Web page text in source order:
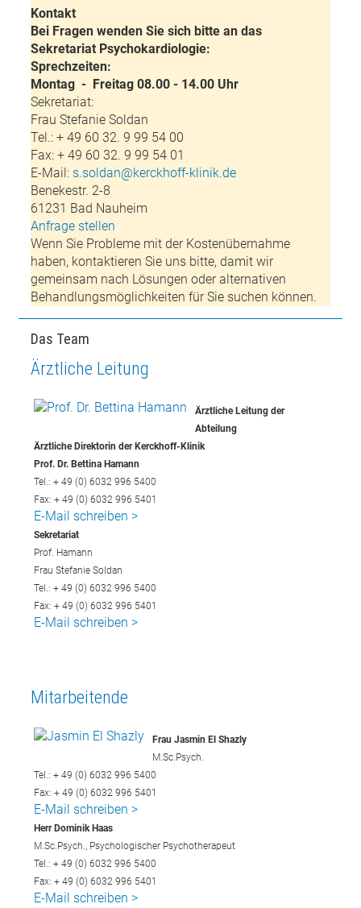
Kontakt
Bei Fragen wenden Sie sich bitte an das
Sekretariat Psychokardiologie:
Sprechzeiten:
Montag - Freitag 08.00 - 14.00 Uhr
Sekretariat:
Frau Stefanie Soldan
Tel.: + 49 60 32. 9 99 54 00
Fax: + 49 60 32. 9 99 54 01
E-Mail: s.soldan@kerckhoff-klinik.de
Benekestr. 2-8
61231 Bad Nauheim
Anfrage stellen
Wenn Sie Probleme mit der Kostenübernahme
haben, kontaktieren Sie uns bitte, damit wir
gemeinsam nach Lösungen oder alternativen
Behandlungsmöglichkeiten für Sie suchen können.
Das Team
Ärztliche Leitung
Ärztliche Leitung der
Abteilung
Ärztliche Direktorin der Kerckhoff-Klinik
Prof. Dr. Bettina Hamann
Tel.: + 49 (0) 6032 996 5400
Fax: + 49 (0) 6032 996 5401
E-Mail schreiben >
Sekretariat
Prof. Hamann
Frau Stefanie Soldan
Tel.: + 49 (0) 6032 996 5400
Fax: + 49 (0) 6032 996 5401
E-Mail schreiben >
Mitarbeitende
Frau Jasmin El Shazly
M.Sc.Psych.
Tel.: + 49 (0) 6032 996 5400
Fax: + 49 (0) 6032 996 5401
E-Mail schreiben >
Herr Dominik Haas
M.Sc.Psych., Psychologischer Psychotherapeut
Tel.: + 49 (0) 6032 996 5400
Fax: + 49 (0) 6032 996 5401
E-Mail schreiben >